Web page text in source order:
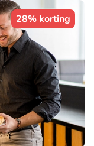
28% korting